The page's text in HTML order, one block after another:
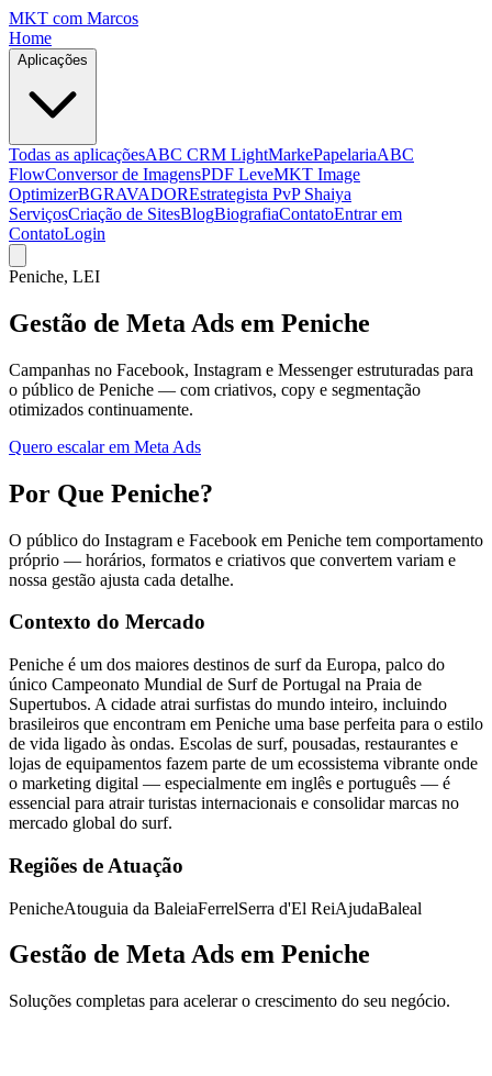
MKT com Marcos
Home
Aplicações
Todas as aplicaçõesABC CRM LightMarkePapelariaABC
FlowConversor de ImagensPDF LeveMKT Image
OptimizerBGRAVADOREstrategista PvP Shaiya
ServiçosCriação de SitesBlogBiografiaContatoEntrar em
ContatoLogin
Peniche, LEI
Gestão de Meta Ads em Peniche
Campanhas no Facebook, Instagram e Messenger estruturadas para
o público de Peniche — com criativos, copy e segmentação
otimizados continuamente.
Quero escalar em Meta Ads
Por Que Peniche?
O público do Instagram e Facebook em Peniche tem comportamento
próprio — horários, formatos e criativos que convertem variam e
nossa gestão ajusta cada detalhe.
Contexto do Mercado
Peniche é um dos maiores destinos de surf da Europa, palco do
único Campeonato Mundial de Surf de Portugal na Praia de
Supertubos. A cidade atrai surfistas do mundo inteiro, incluindo
brasileiros que encontram em Peniche uma base perfeita para o estilo
de vida ligado às ondas. Escolas de surf, pousadas, restaurantes e
lojas de equipamentos fazem parte de um ecossistema vibrante onde
o marketing digital — especialmente em inglês e português — é
essencial para atrair turistas internacionais e consolidar marcas no
mercado global do surf.
Regiões de Atuação
PenicheAtouguia da BaleiaFerrelSerra d'El ReiAjudaBaleal
Gestão de Meta Ads em Peniche
Soluções completas para acelerar o crescimento do seu negócio.